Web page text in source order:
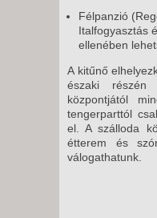
Félpanzió
Italfogyasztás
ellenében
A kitűnő
északi részén
központjától
tengerparttól
el. A szálloda
étterem és
válogathatunk.